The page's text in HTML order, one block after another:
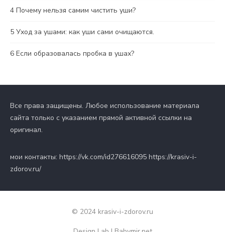
4 Почему нельзя самим чистить уши?
5 Уход за ушами: как уши сами очищаются.
6 Если образовалась пробка в ушах?
Все права защищены. Любое использование материала
сайта только с указанием прямой активной ссылки на
оригинал.
мои контакты: https://vk.com/id276616095 https://krasiv-i-
zdorov.ru/
© 2024 krasiv-i-zdorov.ru